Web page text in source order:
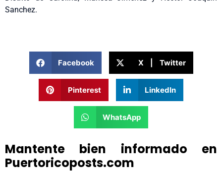
Sanchez.
Facebook X | Twitter
Pinterest LinkedIn
WhatsApp
Mantente bien informado en
Puertoricoposts.com